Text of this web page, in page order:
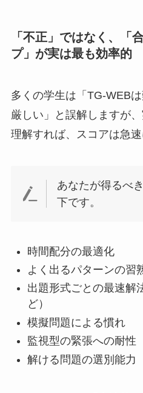
「不正」ではなく、「
プ」が実は最も効率的
多くの学生は「TG-WEB
厳しい」と誤解しますが
理解すれば、スコアは急
あなたが得るべ
下です。
時間配分の最適化
よく出るパターンの習
出題形式ごとの最速解
ど）
模擬問題による慣れ
監視型の緊張への耐性
解ける問題の選別能力